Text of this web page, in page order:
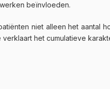
beïnvloeden.
niet alleen het aantal
het cumulatieve